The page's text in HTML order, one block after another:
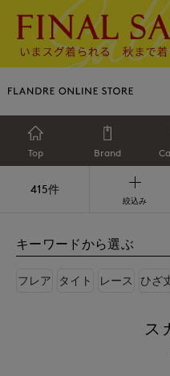
Top Brand
415件
絞込み
キーワードから選ぶ
フレア タイト レース ひざ
ス